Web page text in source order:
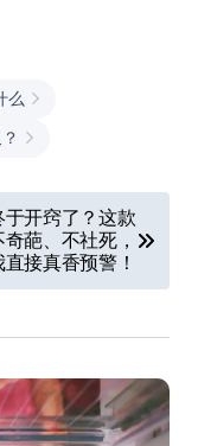
么
于开窍了？这款
葩、不社死，
直接真香预警！